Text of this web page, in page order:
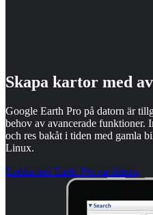
Skapa kartor med
Google Earth Pro på datorn är
behov av avancerade funktioner.
och res bakåt i tiden med gamla
Linux.
Ladda ned Earth Pro på datorn